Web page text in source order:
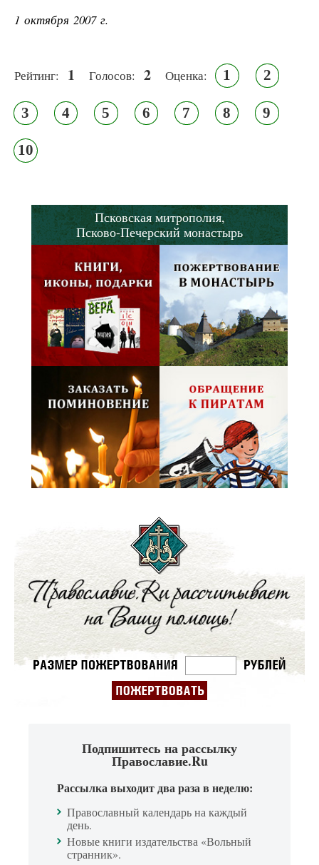
1 октября 2007 г.
Рейтинг: 1 Голосов: 2 Оценка: 1 2
3 4 5 6 7 8 9
10
Псковская митрополия,
Псково-Печерский монастырь
Подпишитесь на рассылку
Православие.Ru
Рассылка выходит два раза в неделю:
Православный календарь на каждый
день.
Новые книги издательства «Вольный
странник».